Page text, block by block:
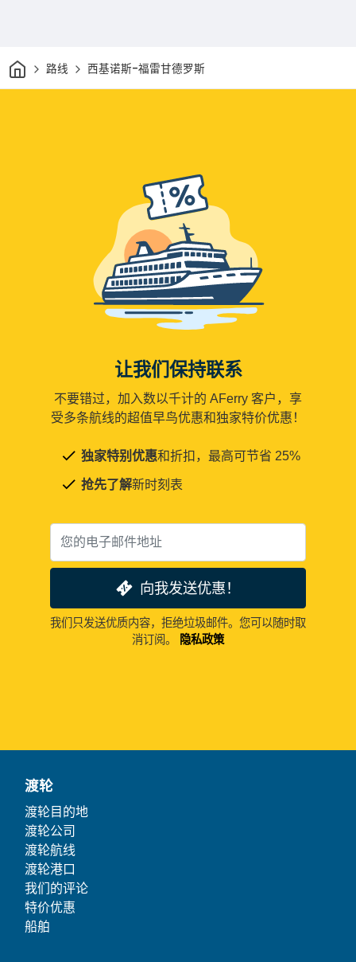
家 路线 西基诺斯-福雷甘德罗斯
让我们保持联系
不要错过，加入数以千计的 AFerry 客户，享
受多条航线的超值早鸟优惠和独家特价优惠！
独家特别优惠和折扣，最高可节省 25%
抢先了解新时刻表
向我发送优惠！
我们只发送优质内容，拒绝垃圾邮件。您可以随时取
消订阅。
隐私政策
渡轮
渡轮目的地
渡轮公司
渡轮航线
渡轮港口
我们的评论
特价优惠
船舶